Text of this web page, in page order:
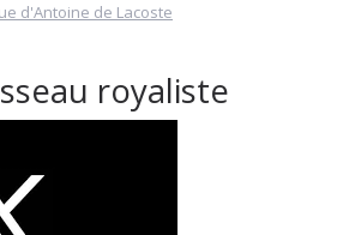
d'Antoine de Lacoste
royaliste